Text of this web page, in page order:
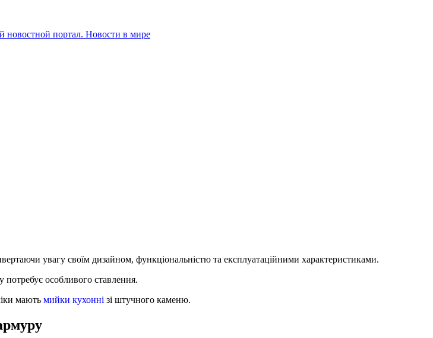
новостной портал. Новости в мире
увагу своїм дизайном, функціональністю та експлуатаційними характеристиками.
потребує особливого ставлення.
мають мийки кухонні зі штучного каменю.